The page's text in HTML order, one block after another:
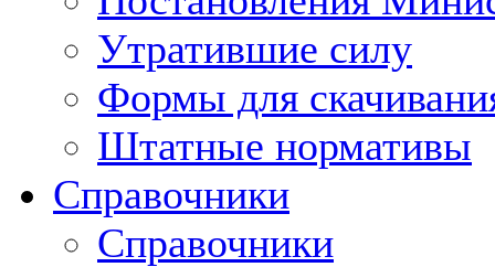
Утратившие силу
Формы для
Штатные нормативы
Справочники
Справочники